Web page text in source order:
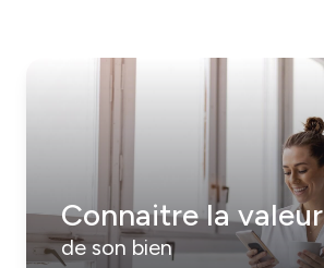
Connaitre la valeur
de son bien